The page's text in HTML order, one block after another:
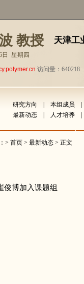
教授 天津工
日 星期四
访问量：640218
研究方向 本组成员
最新动态 人才培养
> 首页 > 最新动态 > 正文
俊博加入课题组